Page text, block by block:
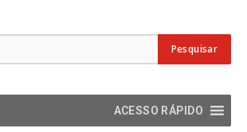
ACESSO RÁPIDO